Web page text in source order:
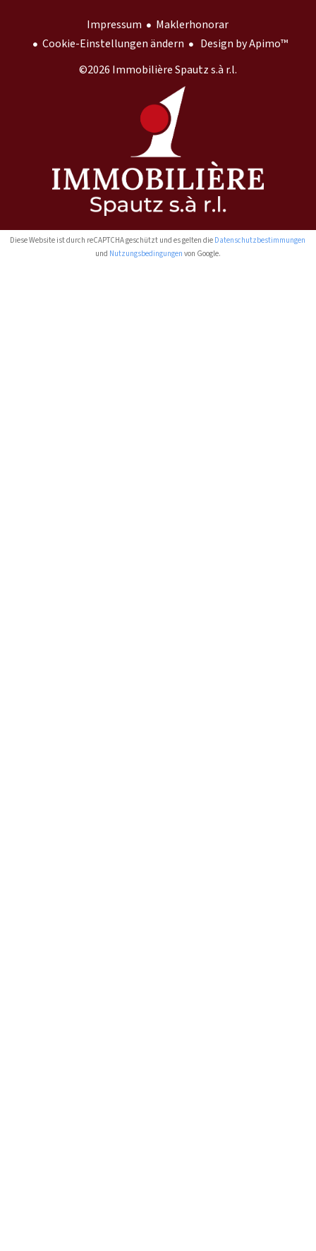
Impressum
Maklerhonorar
Cookie-Einstellungen ändern
Design byApimo™
©2026 Immobilière Spautz s.à r.l.
Diese Website ist durch reCAPTCHA geschützt und es gelten die Datenschutzbestimmungen
und Nutzungsbedingungen von Google.